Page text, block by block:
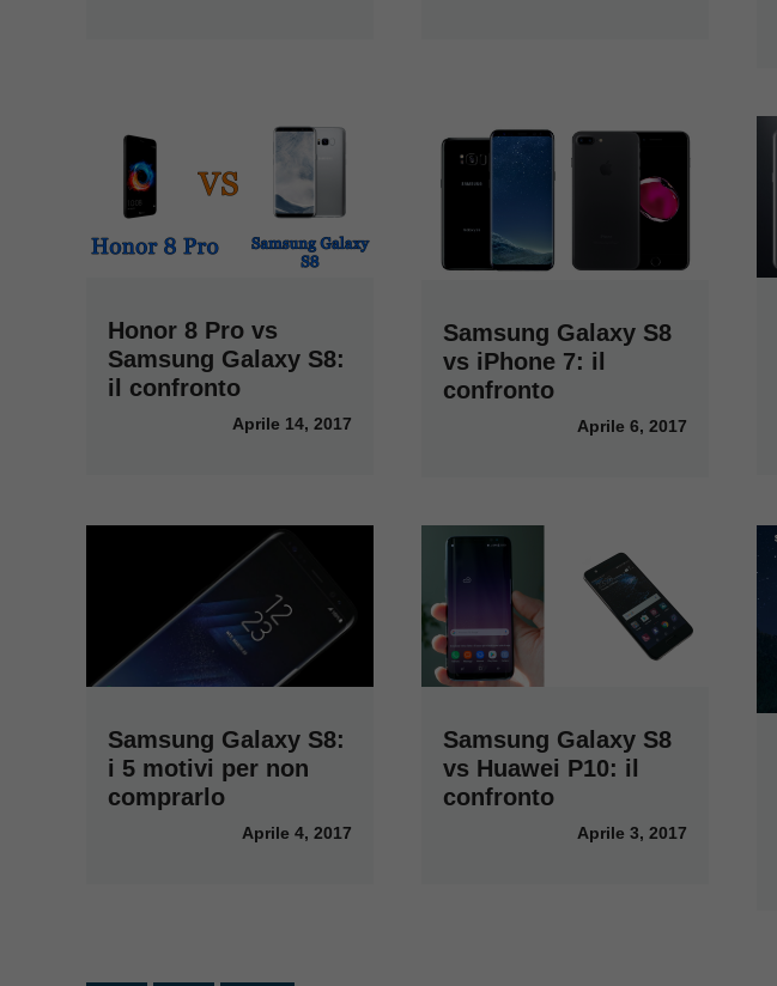
Honor 8 Pro vs
Samsung Galaxy S8:
il confronto
Aprile 14, 2017
Samsung Galaxy S8
vs iPhone 7: il
confronto
Aprile 6, 2017
Samsung Galaxy S8:
i 5 motivi per non
comprarlo
Aprile 4, 2017
Samsung Galaxy S8
vs Huawei P10: il
confronto
Aprile 3, 2017